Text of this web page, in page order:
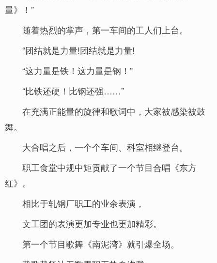
量》！”
随着热烈的掌声，第一车间的工人们上台。
“团结就是力量!团结就是力量!
“这力量是铁！这力量是钢！”
“比铁还硬！比钢还强……”
在充满正能量的旋律和歌词中，大家被感染被鼓
舞。
大合唱之后，一个个车间、科室相继登台。
职工食堂中规中矩贡献了一个节目合唱《东方
红》。
相比于轧钢厂职工的业余表演，
文工团的表演更加专业也更加精彩。
第一个节目歌舞《南泥湾》就引爆全场。